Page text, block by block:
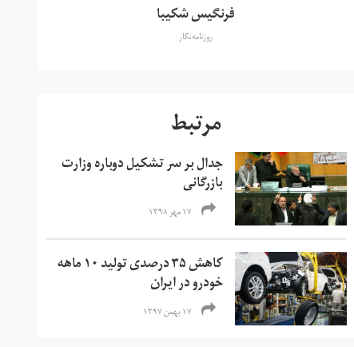
فرنگیس شکیبا
روزنامه‌نگار
مرتبط
جدال بر سر تشکیل دوباره وزارت
بازرگانی
۱۷ مهر ۱۳۹۸
کاهش ۳۵ درصدی تولید ۱۰ ماهه
خودرو در ایران
۱۷ بهمن ۱۳۹۷